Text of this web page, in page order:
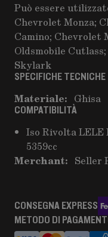
Può essere
Chevrolet Monza;
Camino; Chevrolet
Oldsmobile
Skylark
SPECIFICHE TECNICHE
Materiale: Ghisa
COMPATIBILITÀ
Iso Rivolta LELE
5359cc
Merchant: Seller
CONSEGNA EXPRESS
METODO DI